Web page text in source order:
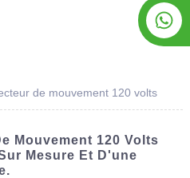
de mouvement 120 volts
Mouvement 120 Volts
Mesure Et D'une